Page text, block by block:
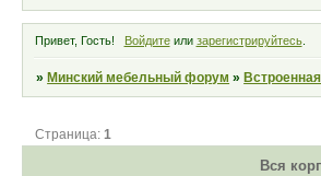
Привет, Гость! Войдитеили зарегистрируйтесь.
» Минский мебельный форум »
Вся
Страница: 1